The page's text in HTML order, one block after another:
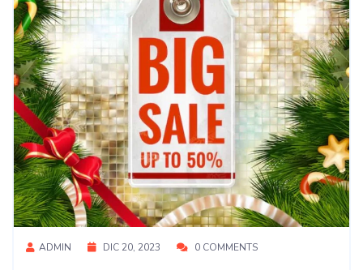
ADMIN DIC 20, 2023 0 COMMENTS